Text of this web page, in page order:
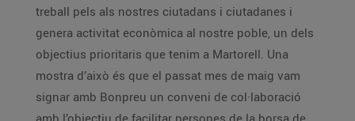
treball pels als nostres ciutadans i ciutadanes i
genera activitat econòmica al nostre poble, un dels
objectius prioritaris que tenim a Martorell. Una
mostra d’això és que el passat mes de maig vam
signar amb Bonpreu un conveni de col·laboració
amb l’objectiu de facilitar persones de la borsa de